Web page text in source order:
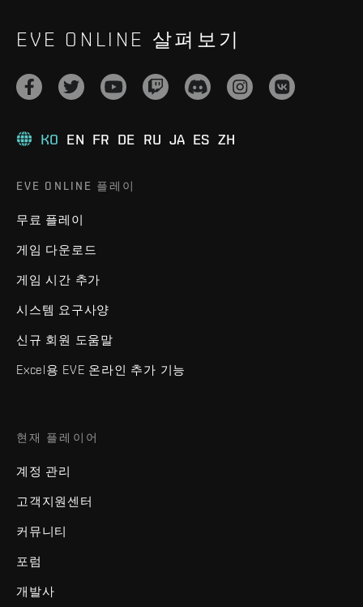
EVE ONLINE 살펴보기
KO EN FR DE RU JA ES ZH
EVE ONLINE 플레이
무료 플레이
게임 다운로드
게임 시간 추가
시스템 요구사양
신규 회원 도움말
Excel용 EVE 온라인 추가 기능
현재 플레이어
계정 관리
고객지원센터
커뮤니티
포럼
개발사